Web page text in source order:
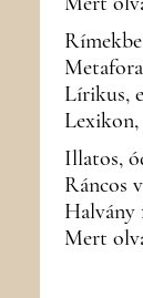
Lírikus,
Lexikon,
Illatos,
Ráncos
Halvány
Mert